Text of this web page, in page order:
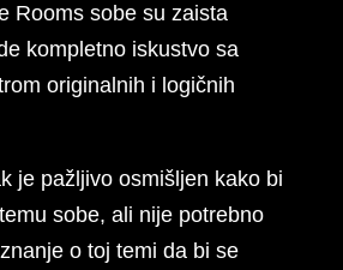
Rooms sobe su zaista
kompletno iskustvo sa
originalnih i logičnih
je pažljivo osmišljen kako bi
sobe, ali nije potrebno
o toj temi da bi se